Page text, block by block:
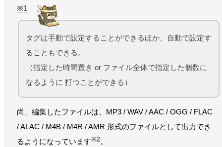
1
タグは手動で設定することができるほか、自動で設定す
ることもできる。
（指定した時間置き or ファイル全体で指定した個数に
なるように 打つことができる）
尚、編集したファイルは、MP3 / WAV / AAC / OGG / FLAC
/ ALAC / M4B / M4R / AMR 形式のファイルとして出力でき
るようになっています※2。